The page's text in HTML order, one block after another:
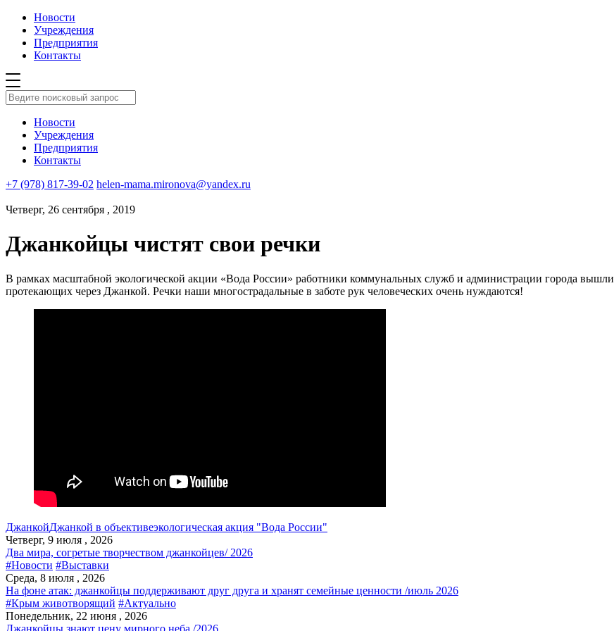
Новости
Учреждения
Предприятия
Контакты
Новости
Учреждения
Предприятия
Контакты
+7 (978) 817-39-02 helen-mama.mironova@yandex.ru
Четверг, 26 сентября , 2019
Джанкойцы чистят свои речки
В рамках масштабной экологической акции «Вода России» работники коммунальных служб и администрации города
протекающих через Джанкой. Речки наши многострадальные в заботе рук человеческих очень нуждаются!
ДжанкойДжанкой в объективеэкологическая акция "Вода России"
Четверг, 9 июля , 2026
Два мира, согретые творчеством джанкойцев/ 2026
#Новости #Выставки
Среда, 8 июля , 2026
На фоне атак: джанкойцы поддерживают друг друга и хранят семейные ценности /июль 2026
#Крым животворящий #Актуально
Понедельник, 22 июня , 2026
Джанкойцы знают цену мирного неба /2026